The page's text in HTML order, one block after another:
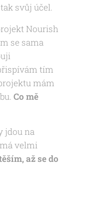
svůj účel.
Nourish
se sama
tím
mám
Co mě
jdou na
velmi
až se do